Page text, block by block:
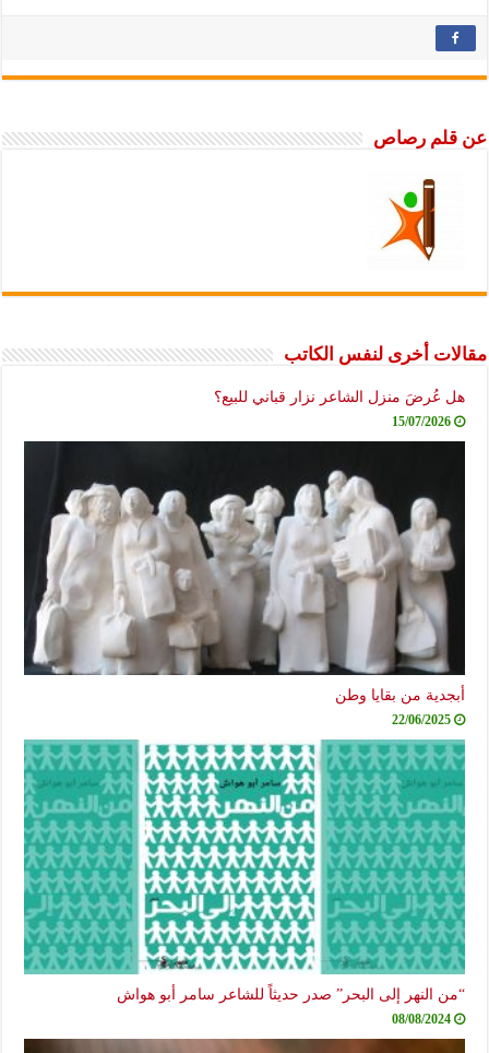
عن قلم رصاص
مقالات أخرى لنفس الكاتب
هل عُرضَ منزل الشاعر نزار قباني للبيع؟
15/07/2026
أبجدية من بقايا وطن
22/06/2025
“من النهر إلى البحر” صدر حديثاً للشاعر سامر أبو هواش
08/08/2024